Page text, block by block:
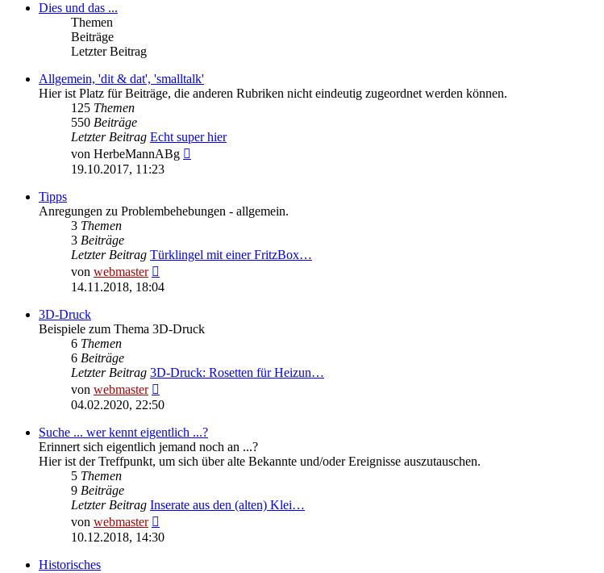
Dies und das ...
Themen
Beiträge
Letzter Beitrag
Allgemein, 'dit & dat', 'smalltalk'
Hier ist Platz für Beiträge, die anderen Rubriken nicht eindeutig zugeordnet werden können.
125 Themen
550 Beiträge
Letzter Beitrag Echt super hier
von HerbeMannABg
19.10.2017, 11:23
Tipps
Anregungen zu Problembehebungen - allgemein.
3 Themen
3 Beiträge
Letzter Beitrag Türklingel mit einer FritzBox…
von webmaster
Beitrag
14.11.2018, 18:04
3D-Druck
Beispiele zum Thema 3D-Druck
6 Themen
6 Beiträge
Letzter Beitrag 3D-Druck: Rosetten für Heizun…
von webmaster
Beitrag
04.02.2020, 22:50
Suche ... wer kennt eigentlich ...?
Erinnert sich eigentlich jemand noch an ...?
Hier ist der Treffpunkt, um sich über alte Bekannte und/oder Ereignisse auszutauschen.
5 Themen
9 Beiträge
Letzter Beitrag Inserate aus den (alten) Klei…
von webmaster
Beitrag
10.12.2018, 14:30
Historisches